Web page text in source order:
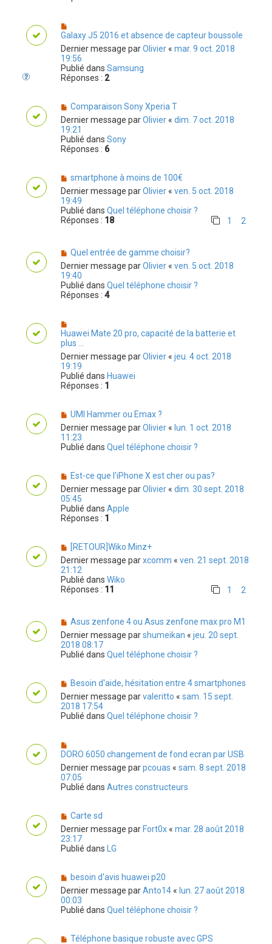
Galaxy J5 2016 et absence de capteur boussole
Dernier message parOlivier« mar. 9 oct. 2018
19:56
Publié dans Samsung
Réponses : 2
Comparaison Sony Xperia T
Dernier message parOlivier« dim. 7 oct. 2018
19:21
Publié dans Sony
Réponses : 6
smartphone à moins de 100€
Dernier message parOlivier« ven. 5 oct. 2018
19:49
Publié dans Quel téléphone choisir ?
Réponses : 18 1 2
Quel entrée de gamme choisir?
Dernier message parOlivier« ven. 5 oct. 2018
19:40
Publié dans Quel téléphone choisir ?
Réponses : 4
Huawei Mate 20 pro, capacité de la batterie et
plus ...
Dernier message parOlivier« jeu. 4 oct. 2018
19:19
Publié dans Huawei
Réponses : 1
UMI Hammer ou Emax ?
Dernier message parOlivier« lun. 1 oct. 2018
11:23
Publié dans Quel téléphone choisir ?
Est-ce que l'iPhone X est cher ou pas?
Dernier message parOlivier« dim. 30 sept. 2018
05:45
Publié dans Apple
Réponses : 1
[RETOUR]Wiko Minz+
Dernier message parxcomm « ven. 21 sept. 2018
21:12
Publié dans Wiko
Réponses : 11 1 2
Asus zenfone 4 ou Asus zenfone max pro M1
Dernier message parshumeikan « jeu. 20 sept.
2018 08:17
Publié dans Quel téléphone choisir ?
Besoin d'aide, hésitation entre 4 smartphones
Dernier message parvaleritto « sam. 15 sept.
2018 17:54
Publié dans Quel téléphone choisir ?
DORO 6050 changement de fond ecran par USB
Dernier message parpcouas « sam. 8 sept. 2018
07:05
Publié dans Autres constructeurs
Carte sd
Dernier message parFort0x« mar. 28 août 2018
23:17
Publié dans LG
besoin d'avis huawei p20
Dernier message parAnto14« lun. 27 août 2018
00:03
Publié dans Quel téléphone choisir ?
Téléphone basique robuste avec GPS